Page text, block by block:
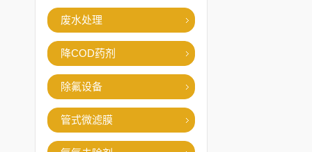
废水处理
降COD药剂
除氟设备
管式微滤膜